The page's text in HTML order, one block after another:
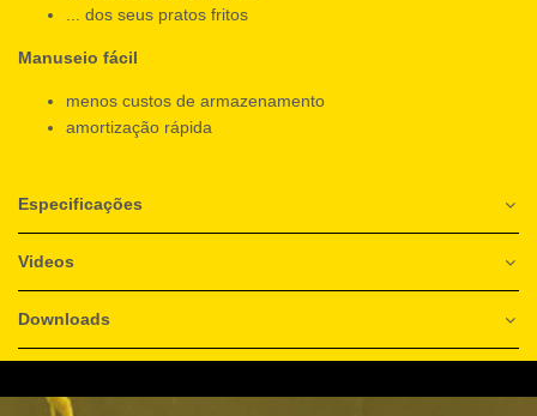
... dos seus pratos fritos
Manuseio fácil
menos custos de armazenamento
amortização rápida
Especificações
Videos
Downloads